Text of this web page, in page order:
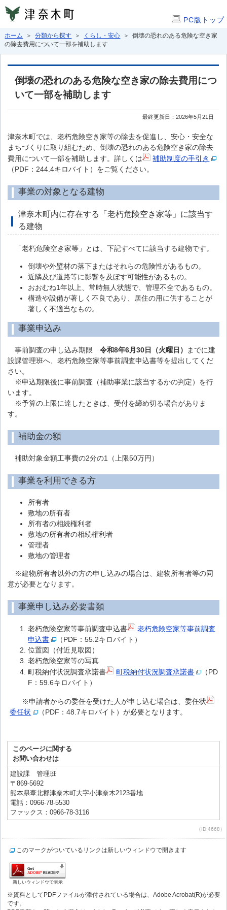
PC版トップ
ホーム ＞分類から探す ＞ くらし・安心 ＞ 倒壊の恐れのある危険な空き家
の除去費用について一部を補助します
倒壊の恐れのある危険な空き家の除去費用につ
いて一部を補助します
最終更新日：2026年5月21日
津奈木町では、老朽危険空き家等の除去を促進し、安心・安全な
まちづくりに取り組むため、倒壊の恐れのある危険空き家の除去
費用について一部を補助します。詳しくは
補助制度の手引き
（PDF：244.4キロバイト）をご覧ください。
事業の対象となる建物
津奈木町内に存在する「老朽危険空き家等」に該当す
る建物
「老朽危険空き家等」とは、下記すべてに該当する建物です。
倒壊や外壁材の落下またはそれらの危険性があるもの。
近隣及び道路等に影響を及ぼす可能性があるもの。
おおむね1年以上、常時無人状態で、管理不全であるもの。
構造や設備が著しく不良であり、居住の用に供することが
著しく不適当なもの。
事業申込み
事前調査の申し込み期限令和8年6月30日（火曜日）
までに建
設課管理班へ、老朽危険空家等事前調査申込書等を提出してくだ
さい。
※申込期限後に事前調査（補助事業に該当するかの判定）を行
います。
※予算の上限に達したときは、受付を締め切る場合がありま
す。
補助金の額
補助対象金額工事費の2分の1（上限50万円）
事業を利用できる方
所有者
敷地の所有者
所有者の相続権利者
敷地の所有者の相続権利者
管理者
敷地の管理者
※建物所有者以外の方の申し込みの場合は、建物所有者等の同
意が必要となります。
事業申し込み必要書類
老朽危険空家等事前調査申込書
老朽危険空家等事前調査
申込書
（PDF：55.2キロバイト）
位置図（付近見取図）
老朽危険空家等の写真
町税納付状況調査承諾書
町税納付状況調査承諾書
（PD
F：59.6キロバイト）
※申請者からの委任を受けた人が申し込む場合は、委任状
委任状
（PDF：48.7キロバイト）が必要となります。
このページに関する
お問い合わせは
建設課 管理班
〒869-5692
熊本県葦北郡津奈木町大字小津奈木2123番地
電話：0966-78-5530
ファックス：0966-78-3116
（ID:4668）
このマークがついているリンクは新しいウィンドウで開きます
新しいウィンドウで表示
※資料としてPDFファイルが添付されている場合は、Adobe Acrobat(R)が必要
です。